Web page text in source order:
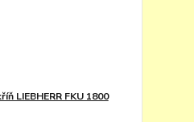
LIEBHERR FKU 1800